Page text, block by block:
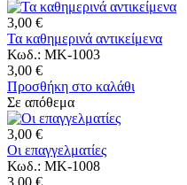
3,00 €
Τα καθημερινά αντικείμενα
Κωδ.: MK-1003
3,00 €
Προσθήκη στο καλάθι
Σε απόθεμα
3,00 €
Οι επαγγελματίες
Κωδ.: MK-1008